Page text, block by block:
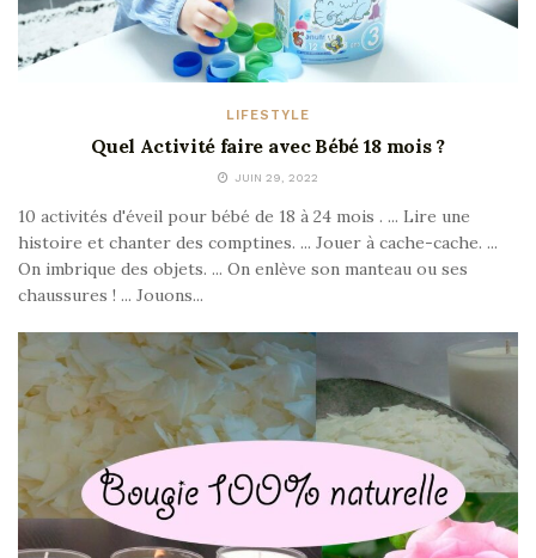
LIFESTYLE
Quel Activité faire avec Bébé 18 mois ?
JUIN 29, 2022
10 activités d'éveil pour bébé de 18 à 24 mois . ... Lire une
histoire et chanter des comptines. ... Jouer à cache-cache. ...
On imbrique des objets. ... On enlève son manteau ou ses
chaussures ! ... Jouons...